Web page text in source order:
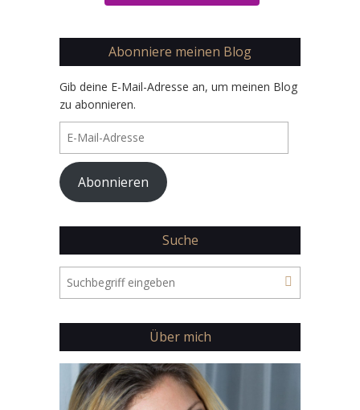
Abonniere meinen Blog
Gib deine E-Mail-Adresse an, um meinen Blog
zu abonnieren.
Mail-
Adresse
Abonnieren
Suche
Über mich